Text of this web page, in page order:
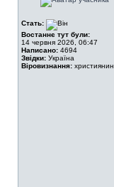
Стать:
Востаннє тут були:
14 червня 2026, 06:47
Написано: 4694
Звідки: Україна
Віровизнання: християнин